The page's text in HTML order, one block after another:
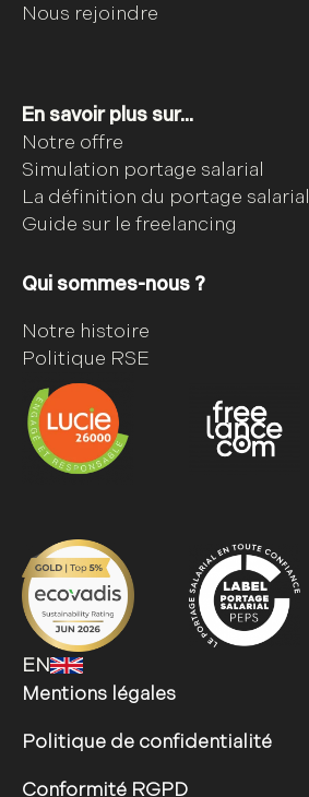
Nous rejoindre
En savoir plus sur...
Notre offre
Simulation portage salarial
La définition du portage salarial
Guide sur le freelancing
Qui sommes-nous ?
Notre histoire
Politique RSE
EN
Mentions légales
Politique de confidentialité
Conformité RGPD